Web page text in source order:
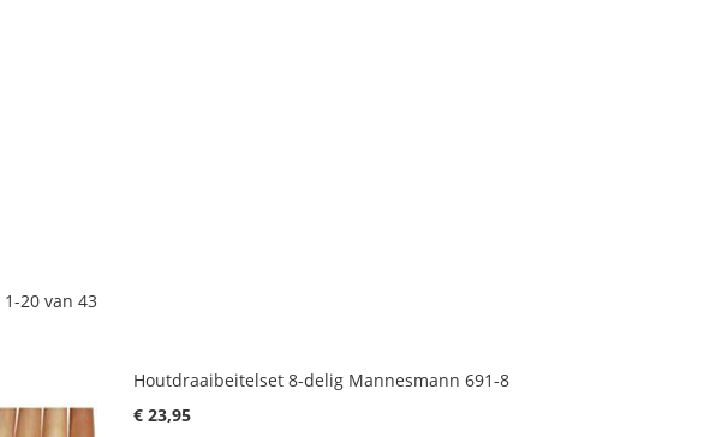
1-20van 43
Houtdraaibeitelset 8-delig Mannesmann 691-8
€ 23,95